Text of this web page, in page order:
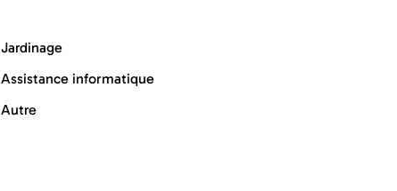
Jardinage
Assistance informatique
Autre